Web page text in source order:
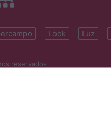
Look Luz
reservados
Perfil S.A.